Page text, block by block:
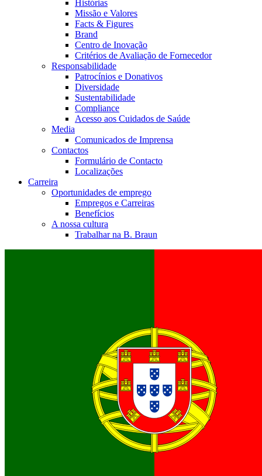
Histórias
Missão e Valores
Facts & Figures
Brand
Centro de Inovação
Critérios de Avaliação de Fornecedor
Responsabilidade
Patrocínios e Donativos
Diversidade
Sustentabilidade
Compliance
Acesso aos Cuidados de Saúde
Media
Comunicados de Imprensa
Contactos
Formulário de Contacto
Localizações
Carreira
Oportunidades de emprego
Empregos e Carreiras
Benefícios
A nossa cultura
Trabalhar na B. Braun